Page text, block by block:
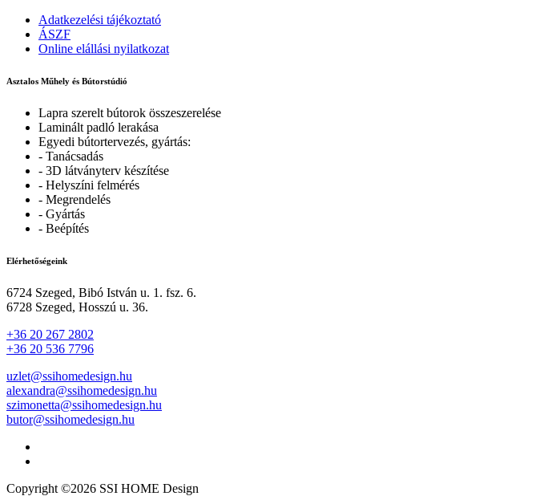
Adatkezelési tájékoztató
ÁSZF
Online elállási nyilatkozat
Asztalos Műhely és Bútorstúdió
Lapra szerelt bútorok összeszerelése
Laminált padló lerakása
Egyedi bútortervezés, gyártás:
- Tanácsadás
- 3D látványterv készítése
- Helyszíni felmérés
- Megrendelés
- Gyártás
- Beépítés
Elérhetőségeink
6724 Szeged, Bibó István u. 1. fsz. 6.
6728 Szeged, Hosszú u. 36.
+36 20 267 2802
+36 20 536 7796
uzlet@ssihomedesign.hu
alexandra@ssihomedesign.hu
szimonetta@ssihomedesign.hu
butor@ssihomedesign.hu
Copyright ©2026 SSI HOME Design